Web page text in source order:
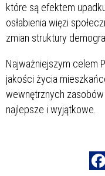
które są efektem
osłabienia więzi
zmian struktury
Najważniejszym celem
jakości życia
wewnętrznych
najlepsze i wyjątkowe.